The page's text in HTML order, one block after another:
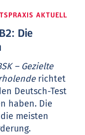
AKTUELL
Die
– Gezielte
richtet
Deutsch-Test
haben. Die
meisten